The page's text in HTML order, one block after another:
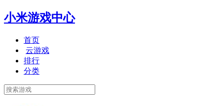
小米游戏中心
首页
云游戏
排行
分类